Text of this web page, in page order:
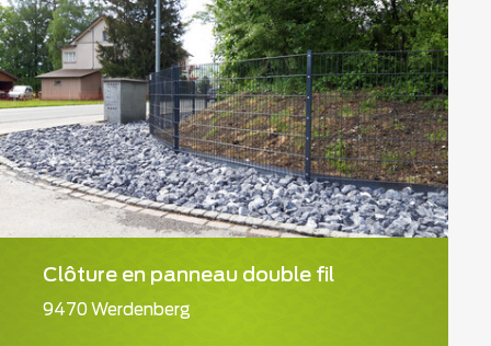
Clôture en panneau double fil
9470 Werdenberg